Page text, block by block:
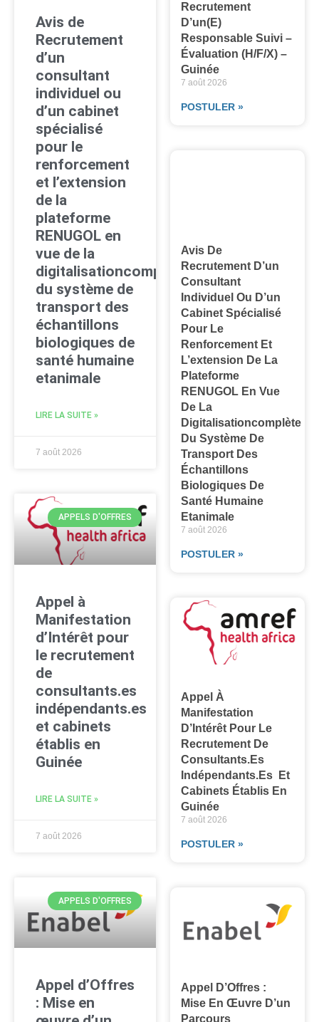
Avis de
Recrutement
d’un
consultant
individuel ou
d’un cabinet
spécialisé
pour le
renforcement
et l’extension
de la
plateforme
RENUGOL en
vue de la
digitalisationcomplète
du système de
transport des
échantillons
biologiques de
santé humaine
etanimale
LIRE LA SUITE »
7 août 2026
APPELS D'OFFRES
Appel à
Manifestation
d’Intérêt pour
le recrutement
de
consultants.es
indépendants.es
et cabinets
établis en
Guinée
LIRE LA SUITE »
7 août 2026
APPELS D'OFFRES
Appel d’Offres
: Mise en
Recrutement
D’un(e)
Responsable Suivi –
Évaluation (H/F/X) –
Guinée
7 août 2026
POSTULER »
Avis De
Recrutement D’un
Consultant
Individuel Ou D’un
Cabinet Spécialisé
Pour Le
Renforcement Et
L’extension De La
Plateforme
RENUGOL En Vue
De La
Digitalisationcomplète
Du Système De
Transport Des
Échantillons
Biologiques De
Santé Humaine
Etanimale
7 août 2026
POSTULER »
Appel À
Manifestation
D’Intérêt Pour Le
Recrutement De
Consultants.es
Indépendants.es Et
Cabinets Établis En
Guinée
7 août 2026
POSTULER »
Appel D’Offres :
Mise En Œuvre D’un
Parcours